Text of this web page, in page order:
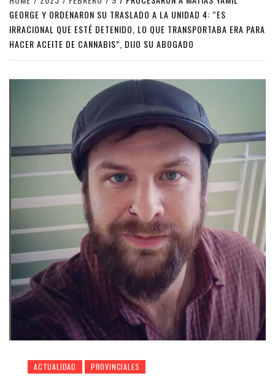
GEORGE Y ORDENARON SU TRASLADO A LA UNIDAD 4: “ES
IRRACIONAL QUE ESTÉ DETENIDO, LO QUE TRANSPORTABA ERA PARA
HACER ACEITE DE CANNABIS”, DIJO SU ABOGADO
ACTUALIDAD PROVINCIALES